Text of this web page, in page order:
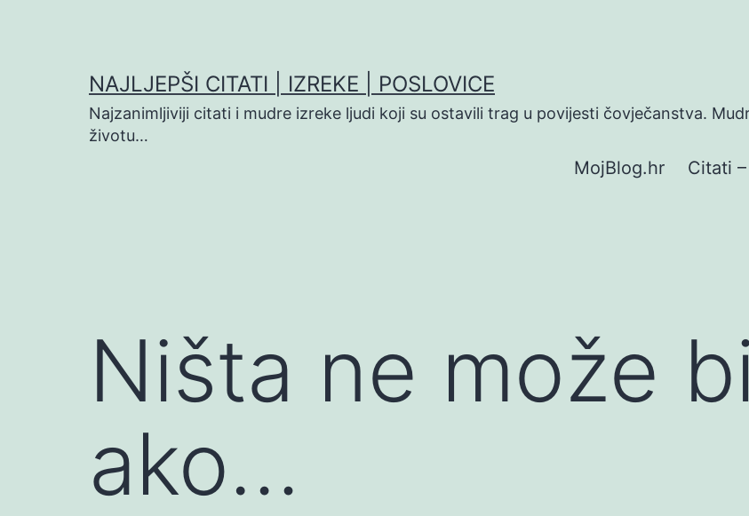
NAJLJEPŠI CITATI | IZREKE | POSLOVICE
Najzanimljiviji citati i mudre izreke ljudi koji su ostavili trag u povijesti čovječanstva.
životu…
MojBlog.hr Citati
Ništa ne može
ako…